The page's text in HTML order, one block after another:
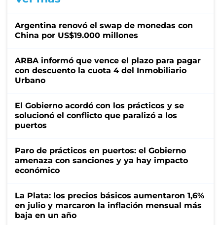
Argentina renovó el swap de monedas con
China por US$19.000 millones
ARBA informó que vence el plazo para pagar
con descuento la cuota 4 del Inmobiliario
Urbano
El Gobierno acordó con los prácticos y se
solucionó el conflicto que paralizó a los
puertos
Paro de prácticos en puertos: el Gobierno
amenaza con sanciones y ya hay impacto
económico
La Plata: los precios básicos aumentaron 1,6%
en julio y marcaron la inflación mensual más
baja en un año